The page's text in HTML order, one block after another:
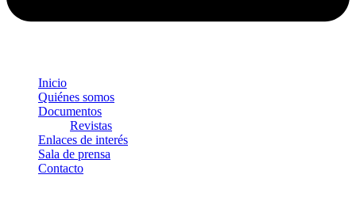
Inicio
Quiénes somos
Documentos
Revistas
Enlaces de interés
Sala de prensa
Contacto